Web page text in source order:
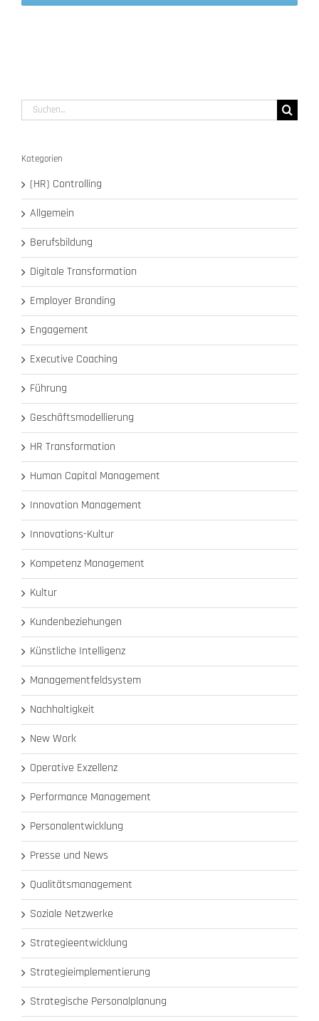
Suche
nach:
Kategorien
(HR) Controlling
Allgemein
Berufsbildung
Digitale Transformation
Employer Branding
Engagement
Executive Coaching
Führung
Geschäftsmodellierung
HR Transformation
Human Capital Management
Innovation Management
Innovations-Kultur
Kompetenz Management
Kultur
Kundenbeziehungen
Künstliche Intelligenz
Managementfeldsystem
Nachhaltigkeit
New Work
Operative Exzellenz
Performance Management
Personalentwicklung
Presse und News
Qualitätsmanagement
Soziale Netzwerke
Strategieentwicklung
Strategieimplementierung
Strategische Personalplanung